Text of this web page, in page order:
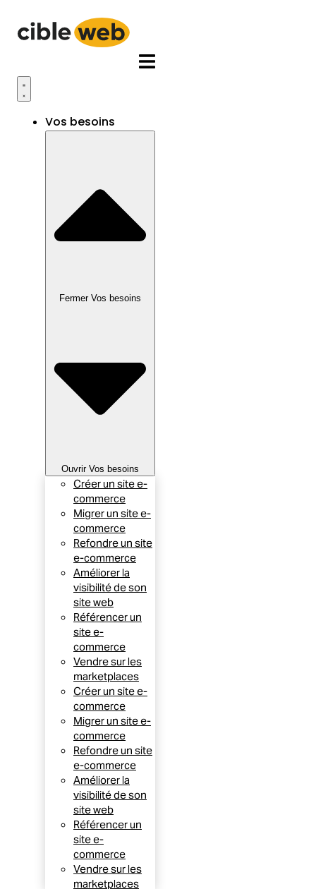
contenu
Vos besoins
Fermer Vos besoins
Ouvrir Vos besoins
Créer un site e-
commerce
Migrer un site e-
commerce
Refondre un site
e-commerce
Améliorer la
visibilité de son
site web
Référencer un
site e-
commerce
Vendre sur les
marketplaces
Créer un site e-
commerce
Migrer un site e-
commerce
Refondre un site
e-commerce
Améliorer la
visibilité de son
site web
Référencer un
site e-
commerce
Vendre sur les
marketplaces